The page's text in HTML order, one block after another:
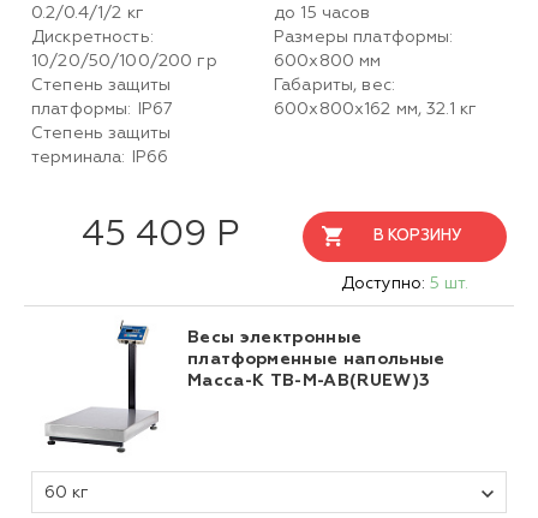
0.2/0.4/1/2 кг
Дискретность:
10/20/50/100/200 гр
Степень защиты
платформы: IP67
Степень защиты
терминала: IP66
до 15 часов
Размеры платформы:
600х800 мм
Габариты, вес:
600х800х162 мм, 32.1 кг
45 409 Р В КОРЗИНУ
Доступно: 5 шт.
Весы электронные
платформенные напольные
Масса-К TB-M-AB(RUEW)3
60 кг